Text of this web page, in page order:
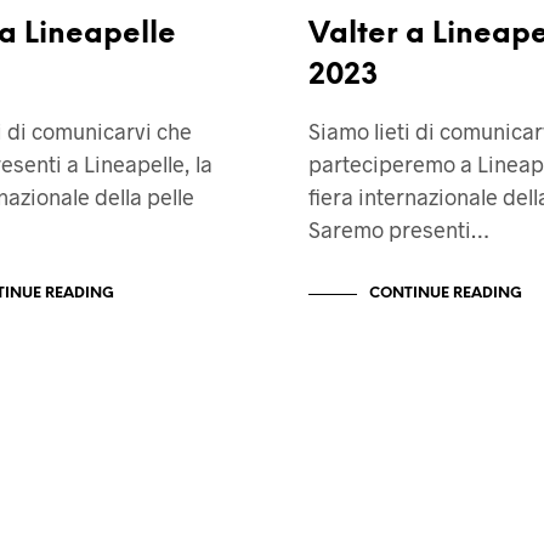
Lineapelle
di comunicarvi che
a Lineapelle, la
della pelle
READING
Valter a
2023
Siamo lieti di
parteciperemo a
fiera internazionale
Saremo presenti…
CONTINUE READING